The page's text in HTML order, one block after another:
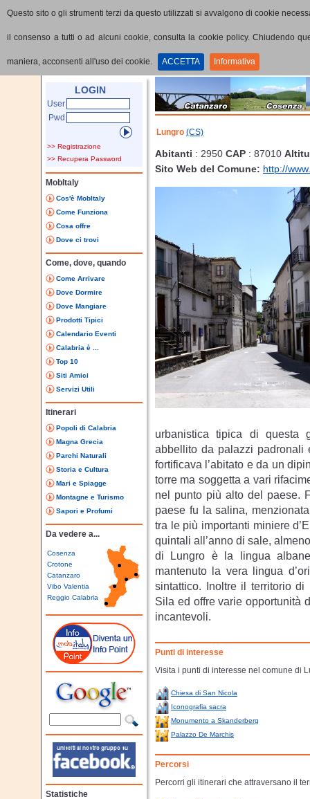
Questo sito o gli strumenti terzi da questo utilizzati si avvalgono di cookie
il consenso a tutti o ad alcuni cookie, consulta la cookie policy. Chiudendo
maniera, acconsenti all'uso dei cookie. ACCETTA Informativa
LOGIN
User
Pwd
>> Registrazione
>> Recupera Password
MobItaly
Cos'è MobItaly
Come Funziona
Cosa offre
Dove ci trovi
Come, dove, quando
Come Arrivare
Dove Dormire
Dove Mangiare
Prodotti Tipici
Calendario Eventi
Calabria è ...
Top 10
Siti Amici
Servizi Utili
Itinerari
Popoli di Calabria
Magna Grecia
Parchi Naturali
Storia e Cultura
Mari e Spiagge
Montagne e Turismo
Sapori e Profumi
Da vedere a...
Cosenza
Crotone
Catanzaro
Vibo Valentia
Reggio Calabria
Statistiche
Lungro (CS)
Abitanti : 2950 CAP : 87010
Sito Web del Comune: http://
urbanistica tipica di questa
abbellito da palazzi
fortificava l’abitato e da un
torre ma soggetta a vari
nel punto più alto del paese.
paese fu la salina,
tra le più importanti miniere
quintali all’anno di sale,
di Lungro è la lingua
mantenuto la vera lingua
sintattico. Inoltre il territorio
Sila ed offre varie opportunità
incantevoli.
Punti di interesse
Visita i punti di interesse nel comune di
Chiesa di San Nicola
Iconografia sacra
Monumento a Skanderberg
Palazzo De Marchis
Percorsi
Percorri gli itinerari che attraversano il